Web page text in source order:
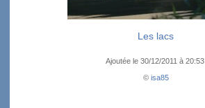
Les lacs
Ajoutée le 30/12/2011 à 20:53
© isa85